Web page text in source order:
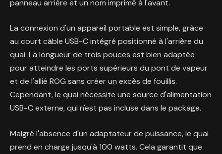
panneau arrière et un nom imprimé à l'avant.
La connexion d'un appareil portable est simple, grâce
au court câble USB-C intégré positionné à l'arrière du
quai. La longueur de trois pouces est bien adaptée
pour atteindre les ports supérieurs du pont de vapeur
et de l'allié ROG sans créer un excès de fouillis.
Cependant, le quai nécessite une source d'alimentation
USB-C externe, qui n'est pas incluse dans le package.
Malgré l'absence d'un adaptateur de puissance, le quai
prend en charge jusqu'à 100 watts. Cela garantit que